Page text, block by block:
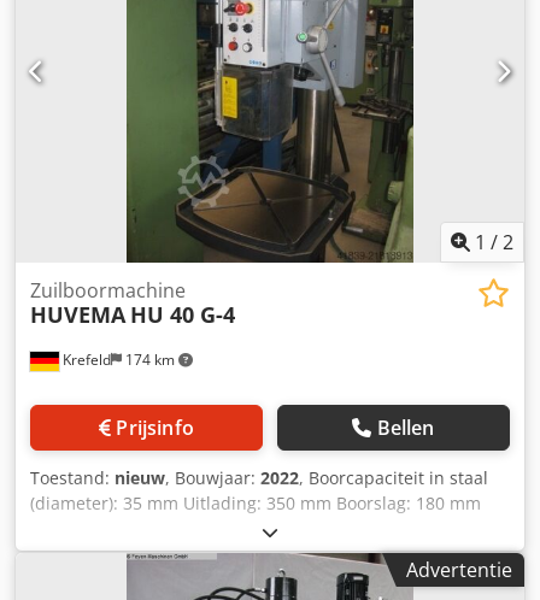
1 /2
Krefeld 174 km
Zuilboormachine
HUVEMA HU 40 G-4
Prijsinfo Bellen
Toestand: nieuw, Bouwjaar: 2022, Boorcapaciteit in staal
(diameter): 35 mm Uitlading: 350 mm Boorslag: 180 mm
Max. draaddiameter: M 24 mm Voeding: 0,1 - 0,2 mm/omw
Spilsnelheden: 100 - 1450 omw/min Spindelopname: MT 4
Tafeloppervlak: 560 x 385 mm Afstand spil/tafel max.: 780
Advertentie